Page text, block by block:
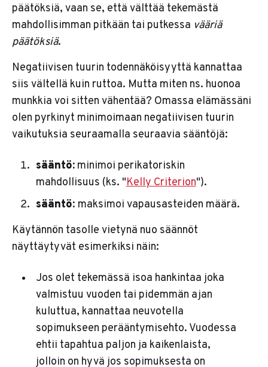
päätöksiä, vaan se, että välttää tekemästä
mahdollisimman pitkään tai putkessa vääriä
päätöksiä.
Negatiivisen tuurin todennäköisyyttä kannattaa
siis vältellä kuin ruttoa. Mutta miten ns. huonoa
munkkia voi sitten vähentää? Omassa elämässäni
olen pyrkinyt minimoimaan negatiivisen tuurin
vaikutuksia seuraamalla seuraavia sääntöjä:
sääntö:minimoi perikatoriskin
mahdollisuus (ks. "Kelly Criterion").
sääntö: maksimoi vapausasteiden määrä.
Käytännön tasolle vietynä nuo säännöt
näyttäytyvät esimerkiksi näin:
Jos olet tekemässä isoa hankintaa joka
valmistuu vuoden tai pidemmän ajan
kuluttua, kannattaa neuvotella
sopimukseen perääntymisehto. Vuodessa
ehtii tapahtua paljon ja kaikenlaista,
jolloin on hyvä jos sopimuksesta on